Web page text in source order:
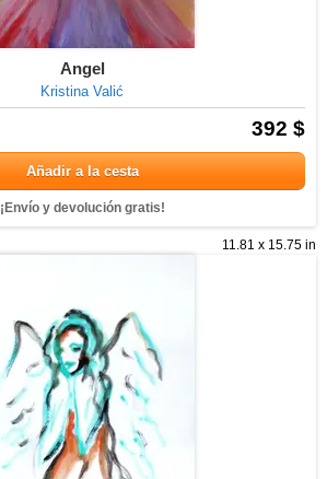
Angel
Kristina Valić
392 $
Añadir a la cesta
¡Envío y devolución gratis!
11.81 x 15.75 in